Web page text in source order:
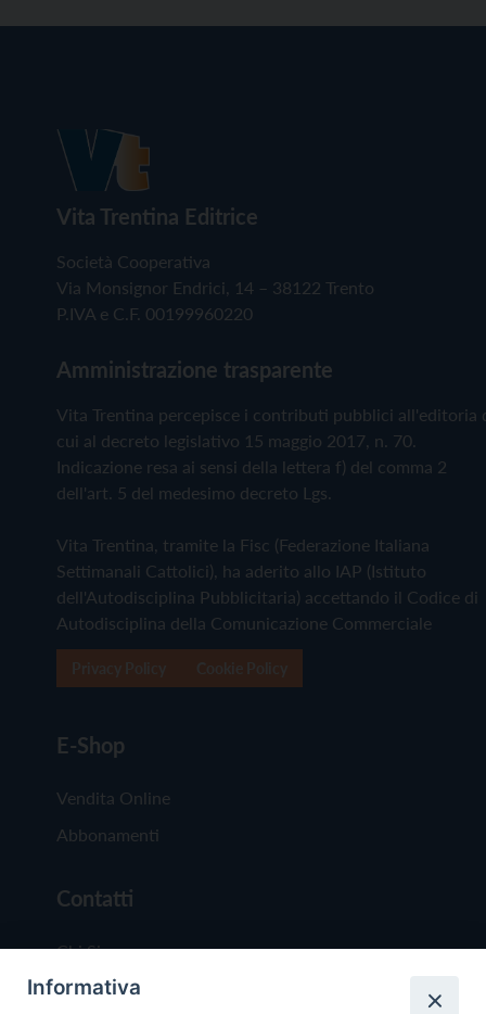
Vita Trentina Editrice
Società Cooperativa
Via Monsignor Endrici, 14 – 38122 Trento
P.IVA e C.F. 00199960220
Amministrazione trasparente
Vita Trentina percepisce i contributi pubblici all'editoria
cui al decreto legislativo 15 maggio 2017, n. 70.
Indicazione resa ai sensi della lettera f) del comma 2
dell'art. 5 del medesimo decreto Lgs.
Vita Trentina, tramite la Fisc (Federazione Italiana
Settimanali Cattolici), ha aderito allo IAP (Istituto
dell'Autodisciplina Pubblicitaria) accettando il Codice di
Autodisciplina della Comunicazione Commerciale
E-Shop
Vendita Online
Abbonamenti
Contatti
Chi Siamo
Redazione
Informativa